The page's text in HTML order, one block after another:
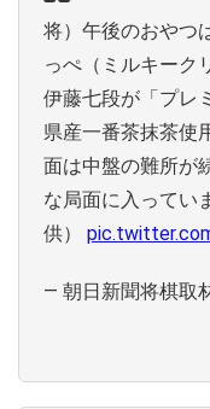
将）午後のおやつ
っぺ（ミルキーク
伊藤七段が「プレ
県産一番茶抹茶使
面は中盤の難所が
な局面に入ってい
供）
— 朝日新聞将棋取